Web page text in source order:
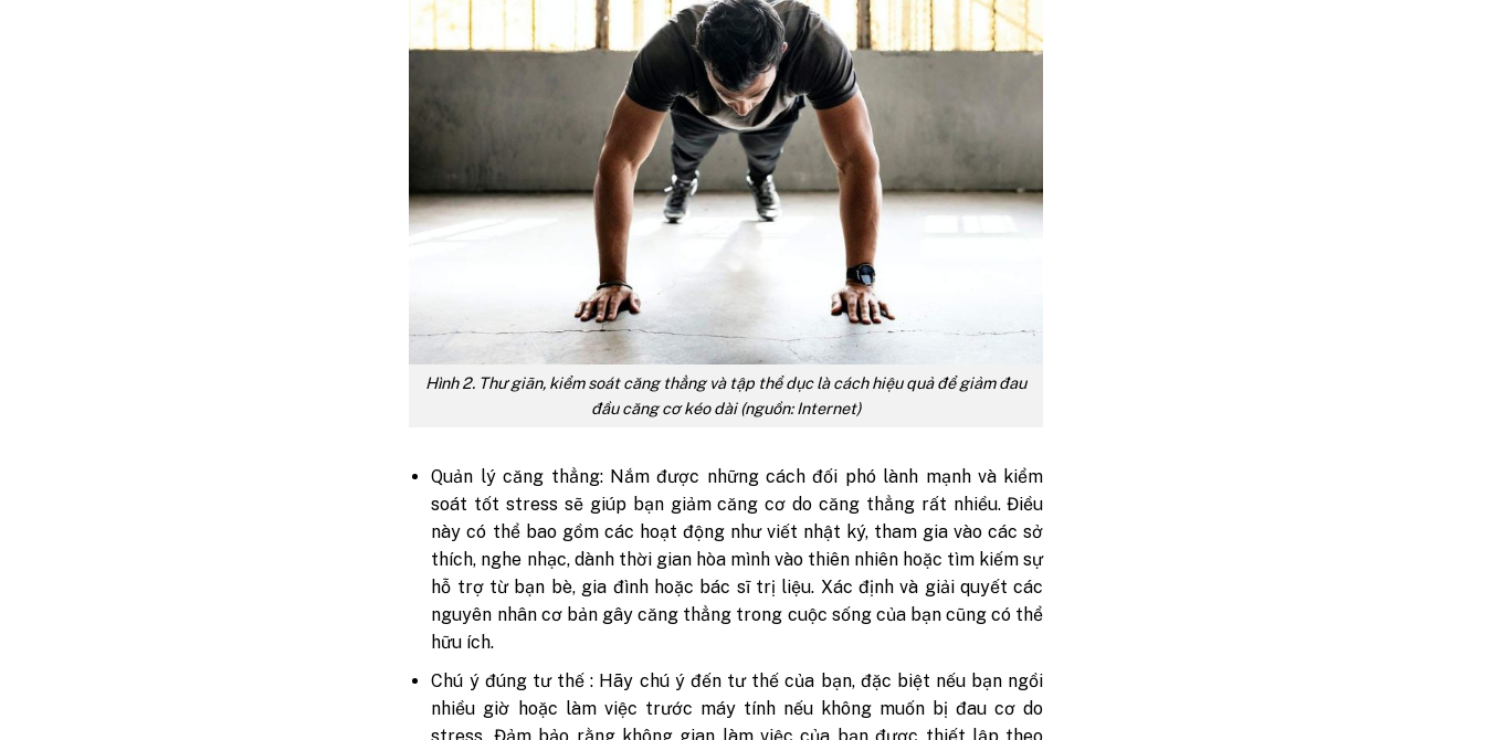
Hình 2. Thư giãn, kiểm soát căng thẳng và tập thể dục là cách hiệu quả để giảm đau
đầu căng cơ kéo dài (nguồn: Internet)
Quản lý căng thẳng: Nắm được những cách đối phó lành mạnh và kiểm
soát tốt stress sẽ giúp bạn giảm căng cơ do căng thẳng rất nhiều. Điều
này có thể bao gồm các hoạt động như viết nhật ký, tham gia vào các sở
thích, nghe nhạc, dành thời gian hòa mình vào thiên nhiên hoặc tìm kiếm sự
hỗ trợ từ bạn bè, gia đình hoặc bác sĩ trị liệu. Xác định và giải quyết các
nguyên nhân cơ bản gây căng thẳng trong cuộc sống của bạn cũng có thể
hữu ích.
Chú ý đúng tư thế : Hãy chú ý đến tư thế của bạn, đặc biệt nếu bạn ngồi
nhiều giờ hoặc làm việc trước máy tính nếu không muốn bị đau cơ do